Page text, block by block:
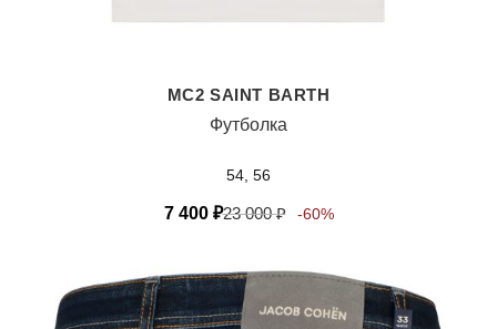
MC2 SAINT BARTH
Футболка
54, 56
7 400 ₽23 000₽ -60%